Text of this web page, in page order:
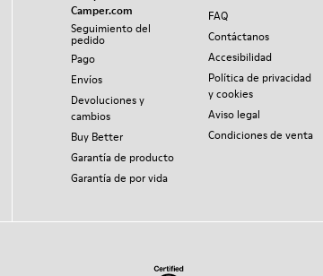
Camper.com
Seguimiento del
pedido
Pago
Envíos
Devoluciones y
cambios
Buy Better
Garantía de producto
Garantía de por vida
FAQ
Contáctanos
Accesibilidad
Política de privacidad
y cookies
Aviso legal
Condiciones de venta